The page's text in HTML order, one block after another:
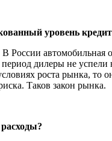
уровень
России автомобильная
дилеры не
роста рынка,
Таков закон рынка.